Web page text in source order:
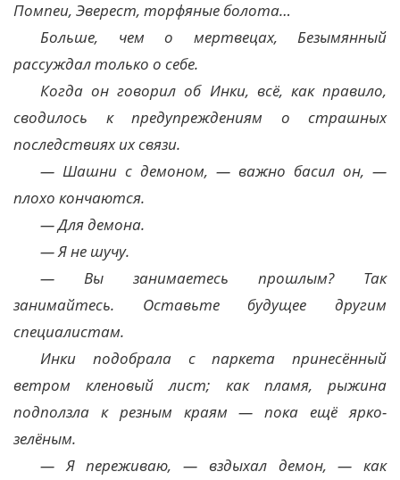
Помпеи, Эверест, торфяные болота…
Больше, чем о мертвецах, Безымянный
рассуждал только о себе.
Когда он говорил об Инки, всё, как правило,
сводилось к предупреждениям о страшных
последствиях их связи.
— Шашни с демоном, — важно басил он, —
плохо кончаются.
— Для демона.
— Я не шучу.
— Вы занимаетесь прошлым? Так
занимайтесь. Оставьте будущее другим
специалистам.
Инки подобрала с паркета принесённый
ветром кленовый лист; как пламя, рыжина
подползла к резным краям — пока ещё ярко-
зелёным.
— Я переживаю, — вздыхал демон, — как